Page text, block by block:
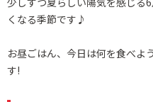
くなる季節です♪
お昼ごはん、今日は何を食べよ
す!